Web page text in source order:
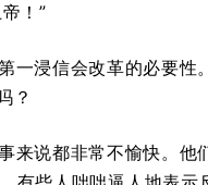
！”
一浸信会改革的必要
？
来说都非常不愉快。